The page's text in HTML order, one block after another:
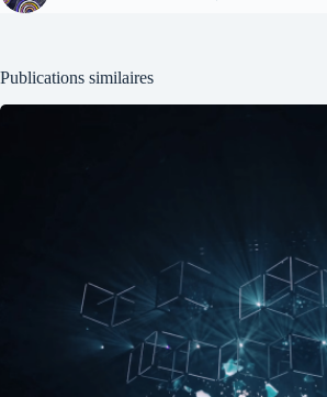
Publications similaires